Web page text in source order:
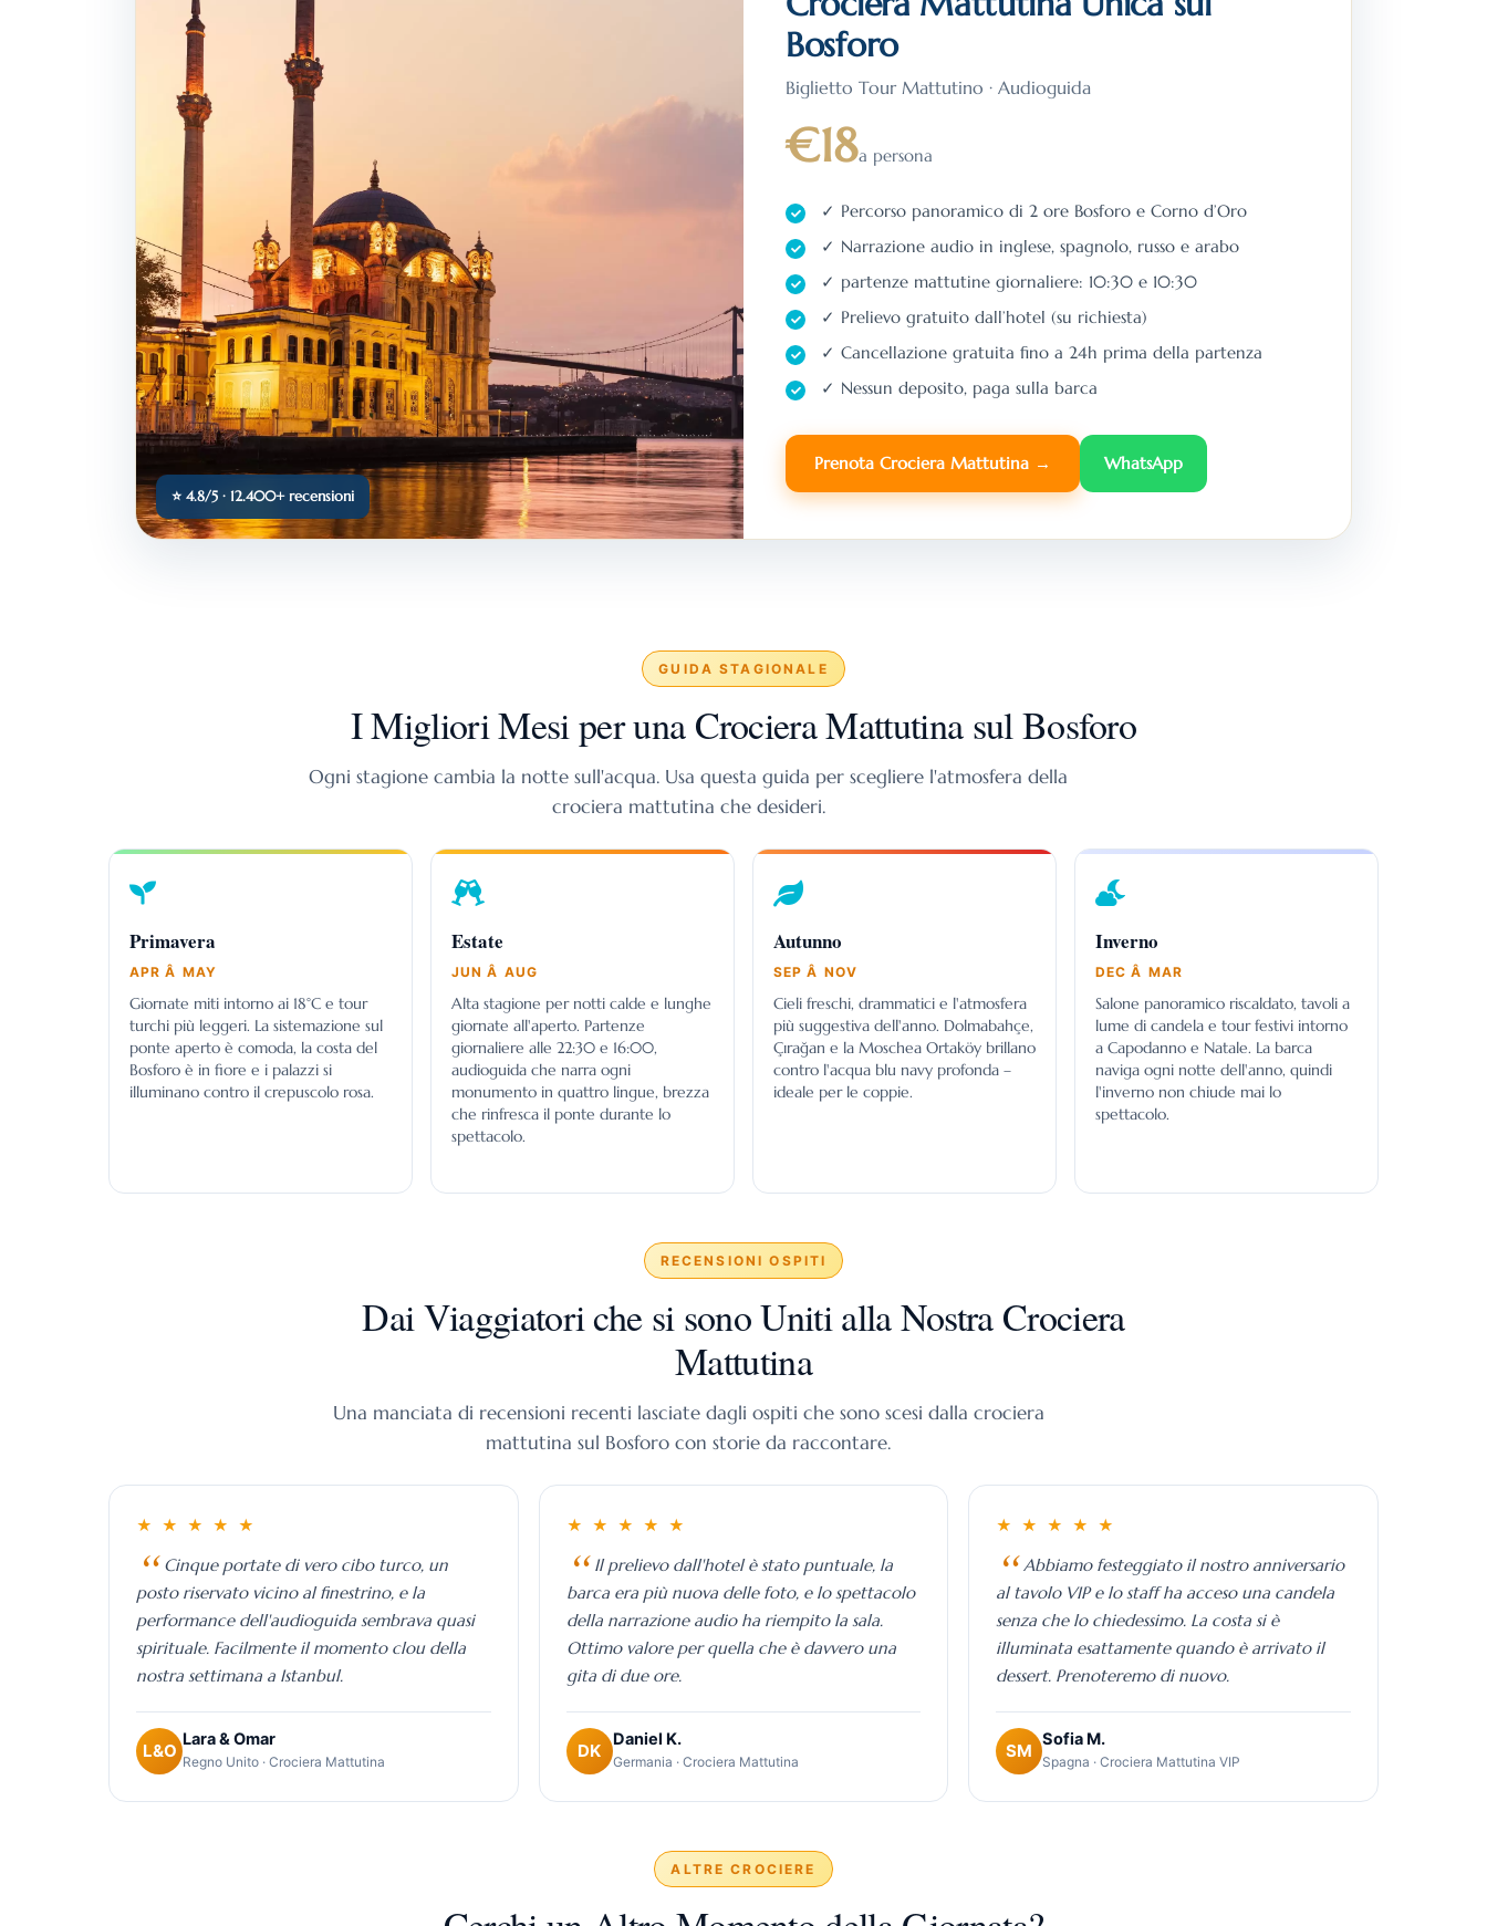
⭐ 4.8/5 · 12.400+ recensioni
Bosforo
Biglietto Tour Mattutino · Audioguida
€18a persona
✓ Percorso panoramico di 2 ore Bosforo e Corno d’Oro
✓ Narrazione audio in inglese, spagnolo, russo e arabo
✓ partenze mattutine giornaliere: 10:30 e 10:30
✓ Prelievo gratuito dall’hotel (su richiesta)
✓ Cancellazione gratuita fino a 24h prima della partenza
✓ Nessun deposito, paga sulla barca
Prenota Crociera Mattutina → WhatsApp
GUIDA STAGIONALE
I Migliori Mesi per una Crociera Mattutina sul Bosforo
Ogni stagione cambia la notte sull'acqua. Usa questa guida per scegliere l'atmosfera della
crociera mattutina che desideri.
Primavera
APR Â MAY
Giornate miti intorno ai 18°C e tour
turchi più leggeri. La sistemazione sul
ponte aperto è comoda, la costa del
Bosforo è in fiore e i palazzi si
illuminano contro il crepuscolo rosa.
Estate
JUN Â AUG
Alta stagione per notti calde e lunghe
giornate all'aperto. Partenze
giornaliere alle 22:30 e 16:00,
audioguida che narra ogni
monumento in quattro lingue, brezza
che rinfresca il ponte durante lo
spettacolo.
Autunno
SEP Â NOV
Cieli freschi, drammatici e l'atmosfera
più suggestiva dell'anno. Dolmabahçe,
Çırağan e la Moschea Ortaköy brillano
contro l'acqua blu navy profonda –
ideale per le coppie.
Inverno
DEC Â MAR
Salone panoramico riscaldato, tavoli a
lume di candela e tour festivi intorno
a Capodanno e Natale. La barca
naviga ogni notte dell'anno, quindi
l'inverno non chiude mai lo
spettacolo.
RECENSIONI OSPITI
Dai Viaggiatori che si sono Uniti alla Nostra Crociera
Mattutina
Una manciata di recensioni recenti lasciate dagli ospiti che sono scesi dalla crociera
mattutina sul Bosforo con storie da raccontare.
★ ★ ★ ★ ★
Cinque portate di vero cibo turco, un
posto riservato vicino al finestrino, e la
performance dell'audioguida sembrava quasi
spirituale. Facilmente il momento clou della
nostra settimana a Istanbul.
L&O
Lara & Omar
Regno Unito · Crociera Mattutina
★ ★ ★ ★ ★
Il prelievo dall'hotel è stato puntuale, la
barca era più nuova delle foto, e lo spettacolo
della narrazione audio ha riempito la sala.
Ottimo valore per quella che è davvero una
gita di due ore.
DK
Daniel K.
Germania · Crociera Mattutina
★ ★ ★ ★ ★
Abbiamo festeggiato il nostro anniversario
al tavolo VIP e lo staff ha acceso una candela
senza che lo chiedessimo. La costa si è
illuminata esattamente quando è arrivato il
dessert. Prenoteremo di nuovo.
SM
Sofia M.
Spagna · Crociera Mattutina VIP
ALTRE CROCIERE